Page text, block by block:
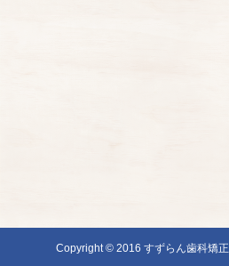
Copyright © 2016 すずらん歯科矯